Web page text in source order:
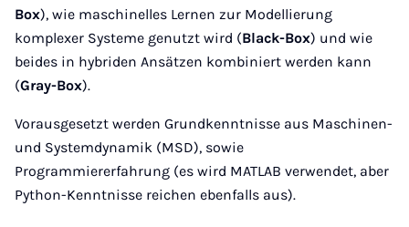
Box), wie maschinelles Lernen zur Modellierung
komplexer Systeme genutzt wird (Black-Box) und wie
beides in hybriden Ansätzen kombiniert werden kann
(Gray-Box).
Vorausgesetzt werden Grundkenntnisse aus Maschinen-
und Systemdynamik (MSD), sowie
Programmiererfahrung (es wird MATLAB verwendet, aber
Python-Kenntnisse reichen ebenfalls aus).